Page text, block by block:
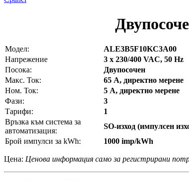
Модел:
ALE3B5F10KC3A00
Напрежение
3 x 230/400 VAC, 50 Hz
Посока:
Двупосочен
Макс. Ток:
65 А, директно мерене
Ном. Ток:
5 А, директно мерене
Фази:
3
Тарифи:
1
Връзка към система за
автоматизация:
SO-изход (импулсен
Брой импулси за kWh:
1000 imp/kWh
Цена: Ценова информация само за регистрирани